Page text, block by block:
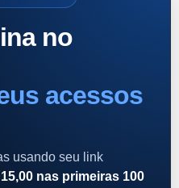
no
acessos
usando seu link
15,00 nas primeiras 100